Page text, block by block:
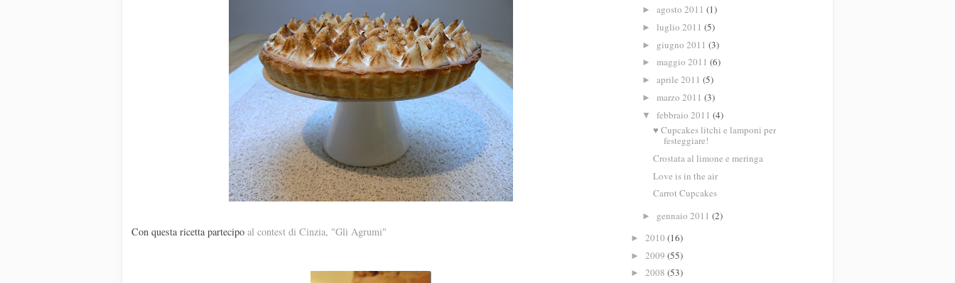
Con questa ricetta partecipo al contest di Cinzia, "Gli Agrumi"
► agosto 2011 (1)
► luglio 2011 (5)
► giugno 2011 (3)
► maggio 2011 (6)
► aprile 2011 (5)
► marzo 2011 (3)
▼ febbraio 2011 (4)
♥ Cupcakes litchi e lamponi per
festeggiare!
Crostata al limone e meringa
Love is in the air
Carrot Cupcakes
► gennaio 2011 (2)
► 2010 (16)
► 2009 (55)
► 2008 (53)